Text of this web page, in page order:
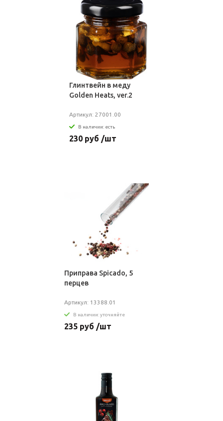
Глинтвейн в меду
Golden Heats, ver.2
Артикул: 27001.00
В наличии: есть
230 руб /шт
Приправа Spicado, 5
перцев
Артикул: 13388.01
В наличии: уточняйте
235 руб /шт